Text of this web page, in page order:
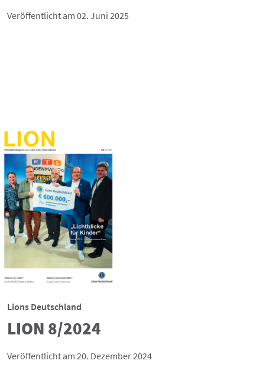
Veröffentlicht am 02. Juni 2025
Lions Deutschland
LION 8/2024
Veröffentlicht am 20. Dezember 2024